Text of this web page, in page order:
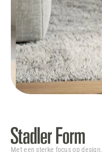
Met een sterke focus op design,